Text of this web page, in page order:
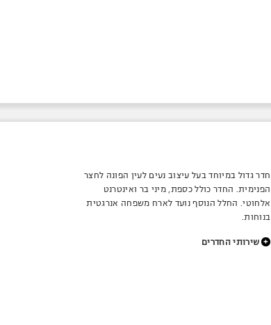
חדר גדול במיוחד בעל עיצוב נעים לעין הפונה לחצר
הפנימית. החדר כולל כספת, מיני בר ואינטרנט
אלחוטי. החלל הנוסף נועד לארח משפחה אנרגטית
בנוחות.
+ שירותי החדרים